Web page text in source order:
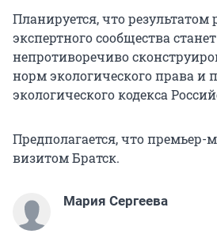
Планируется, что результатом
экспертного сообщества
непротиворечиво
норм экологического права и
экологического кодекса
Предполагается, что премьер-
визитом Братск.
Мария Сергеева